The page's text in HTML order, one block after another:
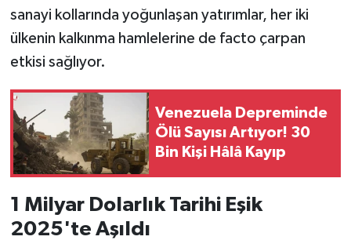
sanayi kollarında yoğunlaşan yatırımlar, her iki
ülkenin kalkınma hamlelerine de facto çarpan
etkisi sağlıyor.
Venezuela Depreminde
Ölü Sayısı Artıyor! 30
Bin Kişi Hâlâ Kayıp
1 Milyar Dolarlık Tarihi Eşik
2025'te Aşıldı